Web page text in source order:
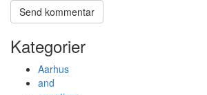
Kategorier
Aarhus
and